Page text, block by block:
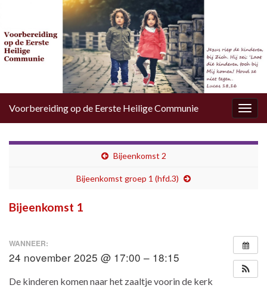
Voorbereiding op de Eerste Heilige Communie
Bijeenkomst 2
Bijeenkomst groep 1 (hfd.3)
Bijeenkomst 1
WANNEER:
24 november 2025 @ 17:00 – 18:15
De kinderen komen naar het zaaltje voorin de kerk